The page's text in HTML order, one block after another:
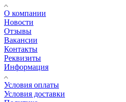
О компании
Новости
Отзывы
Вакансии
Контакты
Реквизиты
Информация
Условия оплаты
Условия доставки